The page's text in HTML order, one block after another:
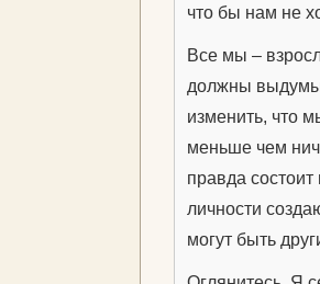
что бы нам не
Все мы –
должны
изменить, что
меньше чем
правда
личности
могут быть